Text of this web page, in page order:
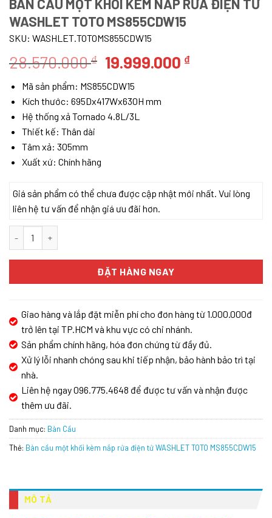
BÀN CẦU MỘT KHỐI KÈM NẮP RỬA ĐIỆN TỬ
WASHLET TOTO MS855CDW15
SKU: WASHLET.TOTOMS855CDW15
28.570.000₫ Giá
là:
28.570.000 ₫.
19.999.000 ₫Giá
Mã sản phẩm: MS855CDW15
Kích thước: 695Dx417Wx630H mm
Hệ thống xả Tornado 4.8L/3L
Thiết kế: Thân dài
Tâm xả: 305mm
Xuất xứ: Chính hãng
Giá sản phẩm có thể chưa được cập nhật mới nhất. Vui lòng
liên hệ tư vấn để nhận giá ưu đãi hơn.
ĐẶT HÀNG NGAY
Giao hàng và lắp đặt miễn phí cho đơn hàng từ 1.000.000đ
trở lên tại TP.HCM và khu vực có chi nhánh.
Sản phẩm chính hãng, hóa đơn chứng từ đầy đủ.
Xử lý lỗi nhanh chóng sau khi tiếp nhận, bảo hành bảo trì tại
nhà.
Liên hệ ngay 096.775.4648 để được tư vấn và nhận được
thêm ưu đãi.
Danh mục: Bàn Cầu
Thẻ: Bàn cầu một khối kèm nắp rửa điện tử WASHLET TOTO MS855CDW15
MÔ TẢ